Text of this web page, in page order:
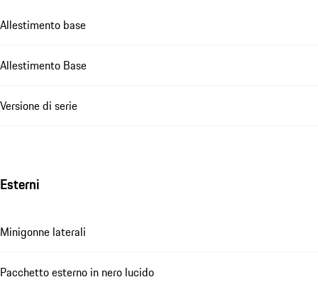
Allestimento base
Allestimento Base
Versione di serie
Esterni
Minigonne laterali
Pacchetto esterno in nero lucido